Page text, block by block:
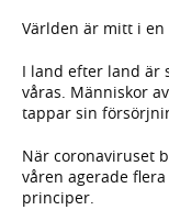
Världen är mitt i en
I land efter land är
våras. Människor
tappar sin
När coronaviruset
våren agerade
principer.